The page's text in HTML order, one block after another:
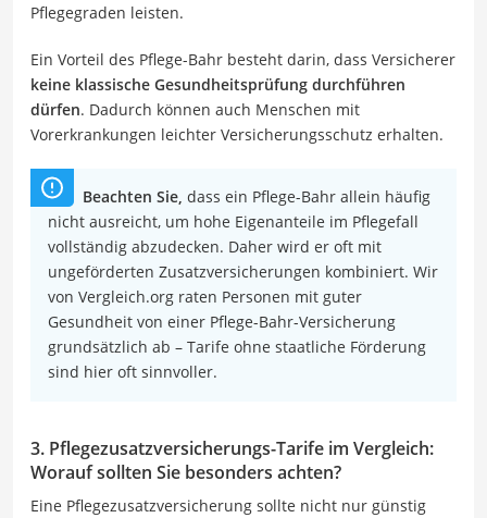
Pflegegraden leisten.
Ein Vorteil des Pflege-Bahr besteht darin, dass Versicherer
keine klassische Gesundheitsprüfung durchführen
dürfen. Dadurch können auch Menschen mit
Vorerkrankungen leichter Versicherungsschutz erhalten.
Beachten Sie, dass ein Pflege-Bahr allein häufig
nicht ausreicht, um hohe Eigenanteile im Pflegefall
vollständig abzudecken. Daher wird er oft mit
ungeförderten Zusatzversicherungen kombiniert. Wir
von Vergleich.org raten Personen mit guter
Gesundheit von einer Pflege-Bahr-Versicherung
grundsätzlich ab – Tarife ohne staatliche Förderung
sind hier oft sinnvoller.
3. Pflegezusatzversicherungs-Tarife im Vergleich:
Worauf sollten Sie besonders achten?
Eine Pflegezusatzversicherung sollte nicht nur günstig